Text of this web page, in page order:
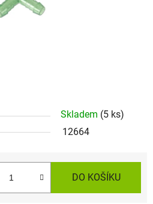
Skladem (5 ks)
12664
DO KOŠÍKU